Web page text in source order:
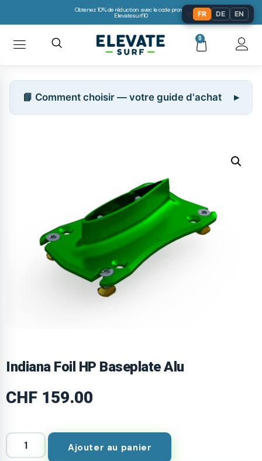
Obtenez 10% de réduction avec le code promo:
Elevatesurf10
0
📘 Comment choisir — votre guide d'achat
Indiana Foil HP Baseplate Alu
CHF 159.00
Ajouter au panier
FR DE EN